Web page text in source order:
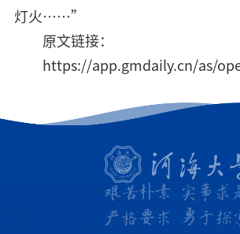
灯火……”
原文链接：
https://app.gmdaily.cn/as/